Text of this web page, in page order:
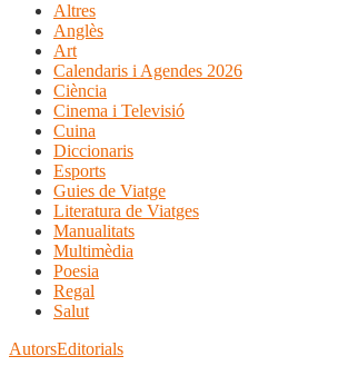
Altres
Anglès
Art
Calendaris i Agendes 2026
Ciència
Cinema i Televisió
Cuina
Diccionaris
Esports
Guies de Viatge
Literatura de Viatges
Manualitats
Multimèdia
Poesia
Regal
Salut
AutorsEditorials